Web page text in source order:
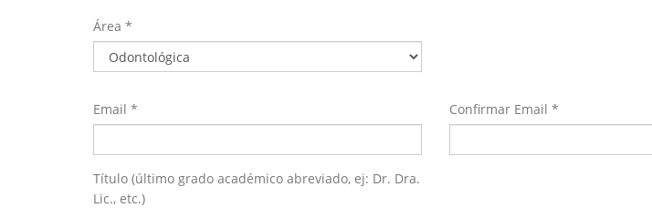
Área *
Email * Confirmar Email *
Título (último grado académico abreviado, ej: Dr. Dra.
Lic., etc.)